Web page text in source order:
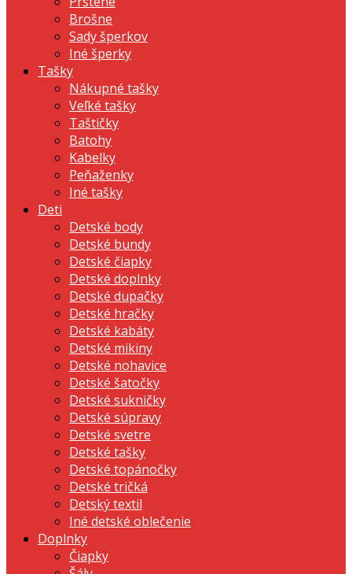
Brošne
Sady šperkov
Iné šperky
Tašky
Nákupné tašky
Veľké tašky
Taštičky
Batohy
Kabelky
Peňaženky
Iné tašky
Deti
Detské body
Detské bundy
Detské čiapky
Detské doplnky
Detské dupačky
Detské hračky
Detské kabáty
Detské mikiny
Detské nohavice
Detské šatočky
Detské sukničky
Detské súpravy
Detské svetre
Detské tašky
Detské topánočky
Detské tričká
Detský textil
Iné detské oblečenie
Doplnky
Čiapky